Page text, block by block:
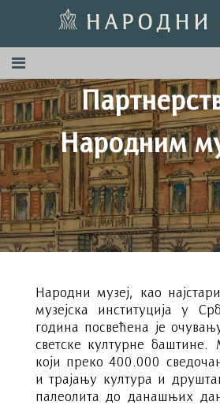
Народним
Народни музеј, као
музејска институција у
година посвећена је
светске културне баштине.
који преко 400.000
и трајању култура и
палеолита до данашњих